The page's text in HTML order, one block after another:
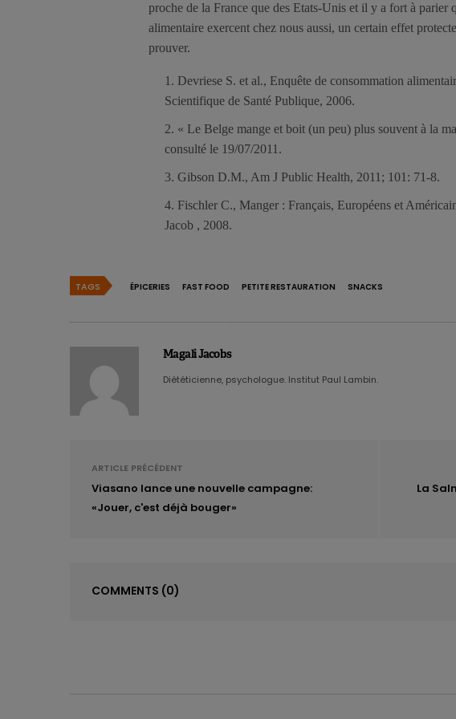
proche de la France que des Etats-Unis et il y a fort à parier
alimentaire exercent chez nous aussi, un certain effet
prouver.
Devriese S. et al., Enquête de consommation
Scientifique de Santé Publique, 2006.
« Le Belge mange et boit (un peu) plus souvent à la
consulté le 19/07/2011.
Gibson D.M., Am J Public Health, 2011; 101: 71-8.
Fischler C., Manger : Français, Européens et
Jacob , 2008.
TAGS ÉPICERIES FAST FOOD PETITE RESTAURATION SNACKS
Magali Jacobs
Diététicienne, psychologue. Institut Paul Lambin.
ARTICLE PRÉCÉDENT
Viasano lance une nouvelle campagne:
«Jouer, c'est déjà bouger»
La
COMMENTS (0)